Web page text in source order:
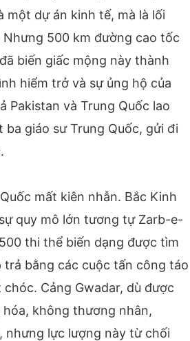
một dự án kinh tế, mà là lối
500 km đường cao tốc
biến giấc mộng này thành
hiểm trở và sự ủng hộ của
Pakistan và Trung Quốc lao
giáo sư Trung Quốc, gửi đi
mất kiên nhẫn. Bắc Kinh
quy mô lớn tương tự Zarb-e-
thi thể biến dạng được tìm
bằng các cuộc tấn công táo
Cảng Gwadar, dù được
không thương nhân,
nhưng lực lượng này từ chối